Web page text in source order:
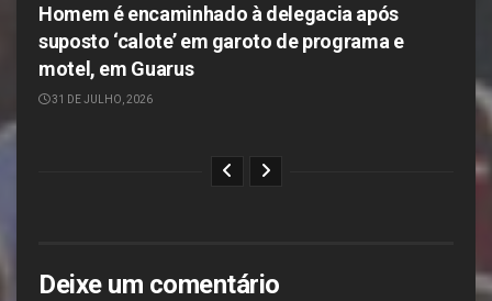
Homem é encaminhado à delegacia após
suposto ‘calote’ em garoto de programa e
motel, em Guarus
31 DE JULHO, 2026
Deixe um comentário